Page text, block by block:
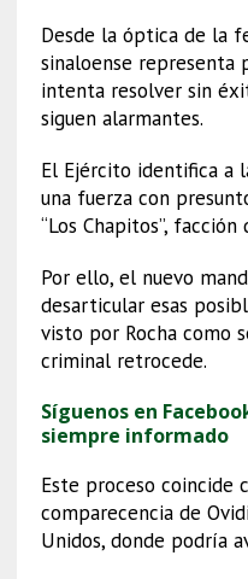
Desde la óptica de la
sinaloense representa
intenta resolver sin
siguen alarmantes.
El Ejército identifica a
una fuerza con
“Los Chapitos”,
Por ello, el nuevo
desarticular esas
visto por Rocha como
criminal retrocede.
Síguenos en
siempre informado
Este proceso coincide
comparecencia de
Unidos, donde podría